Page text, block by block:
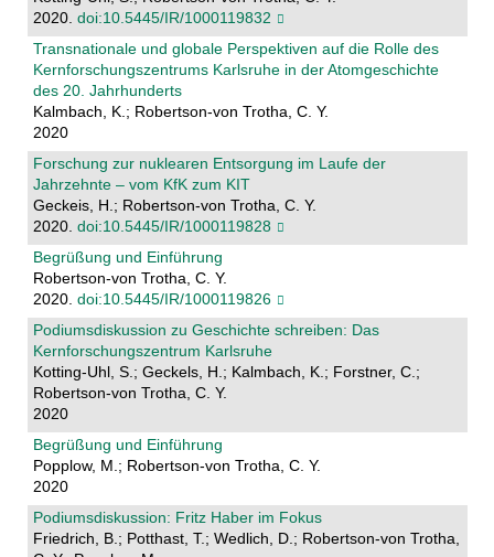
2020. doi:10.5445/IR/1000119832
Transnationale und globale Perspektiven auf die Rolle des
Kernforschungszentrums Karlsruhe in der Atomgeschichte
des 20. Jahrhunderts
Kalmbach, K.; Robertson-von Trotha, C. Y.
2020
Forschung zur nuklearen Entsorgung im Laufe der
Jahrzehnte – vom KfK zum KIT
Geckeis, H.; Robertson-von Trotha, C. Y.
2020. doi:10.5445/IR/1000119828
Begrüßung und Einführung
Robertson-von Trotha, C. Y.
2020. doi:10.5445/IR/1000119826
Podiumsdiskussion zu Geschichte schreiben: Das
Kernforschungszentrum Karlsruhe
Kotting-Uhl, S.; Geckels, H.; Kalmbach, K.; Forstner, C.;
Robertson-von Trotha, C. Y.
2020
Begrüßung und Einführung
Popplow, M.; Robertson-von Trotha, C. Y.
2020
Podiumsdiskussion: Fritz Haber im Fokus
Friedrich, B.; Potthast, T.; Wedlich, D.; Robertson-von Trotha,